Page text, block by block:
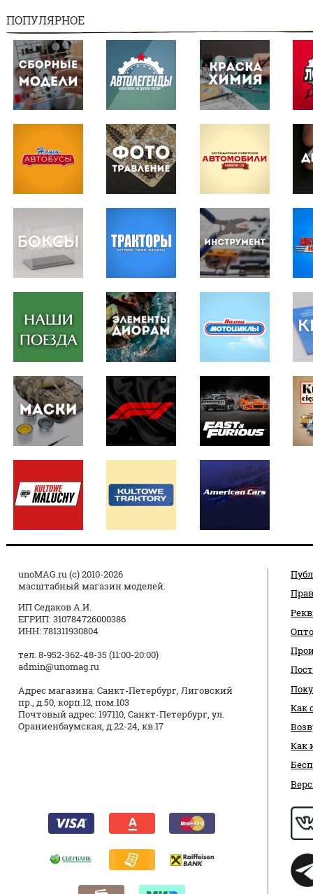
ПОПУЛЯРНОЕ
unoMAG.ru (c) 2010-2026
масштабный магазин моделей.
ИП Седаков А.И.
ЕГРИП: 310784726000386
ИНН: 781311930804
тел. 8-952-362-48-35 (11:00-20:00)
admin@unomag.ru
Адрес магазина: Санкт-Петербург, Лиговский
пр., д.50, корп.12, пом.103
Почтовый адрес: 197110, Санкт-Петербург, ул.
Ораниенбаумская, д.22-24, кв.17
Как
Как